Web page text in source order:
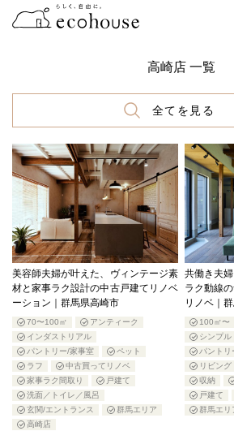
高崎店 一覧
全てを見る
美容師夫婦が叶えた、ヴィンテージ素
材と家事ラク設計の中古戸建てリノベ
ーション｜群馬県高崎市
70〜100㎡
アンティーク
インダストリアル
パントリー/家事室
ペット
ラフ
中古買ってリノベ
家事ラク間取り
戸建て
洗面／トイレ／風呂
玄関/エントランス
群馬エリア
高崎店
共働き夫
ラク動線
リノベ｜
100㎡〜
シンプル
パントリ
リビング
収納
戸建て
群馬エリ